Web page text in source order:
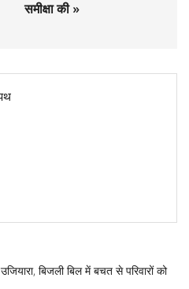
समीक्षा की »
बिजली बिल में बचत से परिवारों को